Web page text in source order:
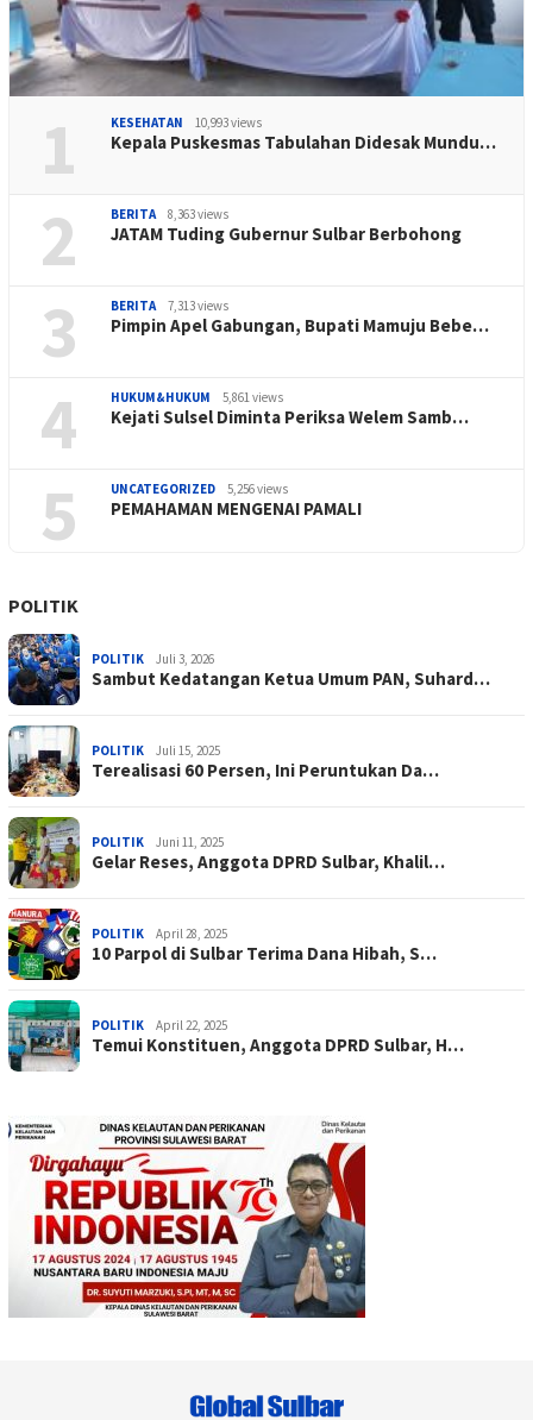
1 KESEHATAN 10,993 views
Kepala Puskesmas Tabulahan Didesak Mundu…
2 BERITA 8,363 views
JATAM Tuding Gubernur Sulbar Berbohong
3 BERITA 7,313 views
Pimpin Apel Gabungan, Bupati Mamuju Bebe…
4 HUKUM&HUKUM 5,861 views
Kejati Sulsel Diminta Periksa Welem Samb…
5 UNCATEGORIZED 5,256 views
PEMAHAMAN MENGENAI PAMALI
POLITIK
POLITIK Juli 3, 2026
Sambut Kedatangan Ketua Umum PAN, Suhard…
POLITIK Juli 15, 2025
Terealisasi 60 Persen, Ini Peruntukan Da…
POLITIK Juni 11, 2025
Gelar Reses, Anggota DPRD Sulbar, Khalil…
POLITIK April 28, 2025
10 Parpol di Sulbar Terima Dana Hibah, S…
POLITIK April 22, 2025
Temui Konstituen, Anggota DPRD Sulbar, H…